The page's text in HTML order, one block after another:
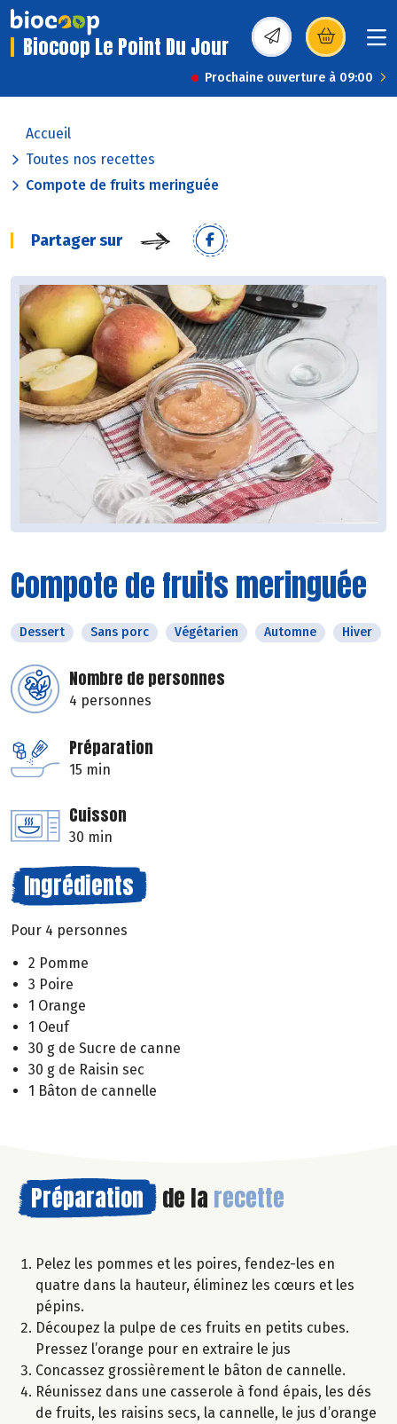
Biocoop Le Point Du Jour (s’ouvre dans une
Prochaine ouverture à 09:00
Accueil
Toutes nos recettes
Compote de fruits meringuée
Partager sur
Compote de fruits meringuée
Dessert Sans porc Végétarien Automne Hiver
Nombre de personnes
4 personnes
Préparation
15 min
Cuisson
30 min
Ingrédients
Pour 4 personnes
2 Pomme
3 Poire
1 Orange
1 Oeuf
30 g de Sucre de canne
30 g de Raisin sec
1 Bâton de cannelle
Préparation de la recette
Pelez les pommes et les poires, fendez-les en
quatre dans la hauteur, éliminez les cœurs et les
pépins.
Découpez la pulpe de ces fruits en petits cubes.
Pressez l’orange pour en extraire le jus
Concassez grossièrement le bâton de cannelle.
Réunissez dans une casserole à fond épais, les dés
de fruits, les raisins secs, la cannelle, le jus d’orange